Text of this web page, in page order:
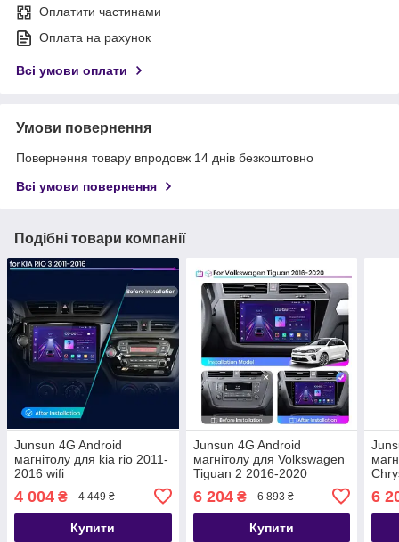
Оплатити частинами
Оплата на рахунок
Всі умови оплати
Умови повернення
Повернення товару впродовж 14 днів безкоштовно
Всі умови повернення
Подібні товари компанії
Junsun 4G Android
магнітолу для kia rio 2011-
2016 wifi
4 004 ₴ 4 449 ₴
Купити
Junsun 4G Android
магнітолу для Volkswagen
Tiguan 2 2016-2020
6 204₴ 6 893 ₴
Купити
6